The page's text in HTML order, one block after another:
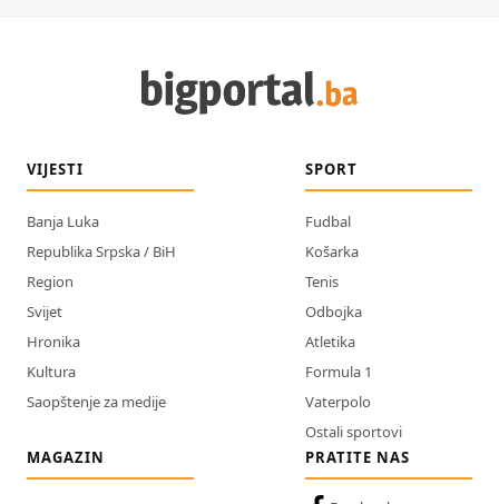
VIJESTI
Banja Luka
Republika Srpska / BiH
Region
Svijet
Hronika
Kultura
Saopštenje za medije
SPORT
Fudbal
Košarka
Tenis
Odbojka
Atletika
Formula 1
Vaterpolo
Ostali sportovi
MAGAZIN
PRATITE NAS